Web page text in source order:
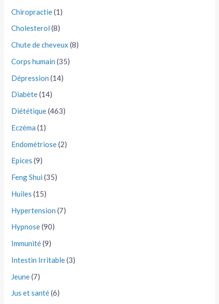
Chiropractie(1)
Cholesterol (8)
Chute de cheveux (8)
Corps humain (35)
Dépression (14)
Diabète(14)
Diététique(463)
Eczéma (1)
Endométriose(2)
Epices (9)
Feng Shui (35)
Huiles (15)
Hypertension (7)
Hypnose(90)
Immunité(9)
Intestin Irritable(3)
Jeune(7)
Jus et santé(6)